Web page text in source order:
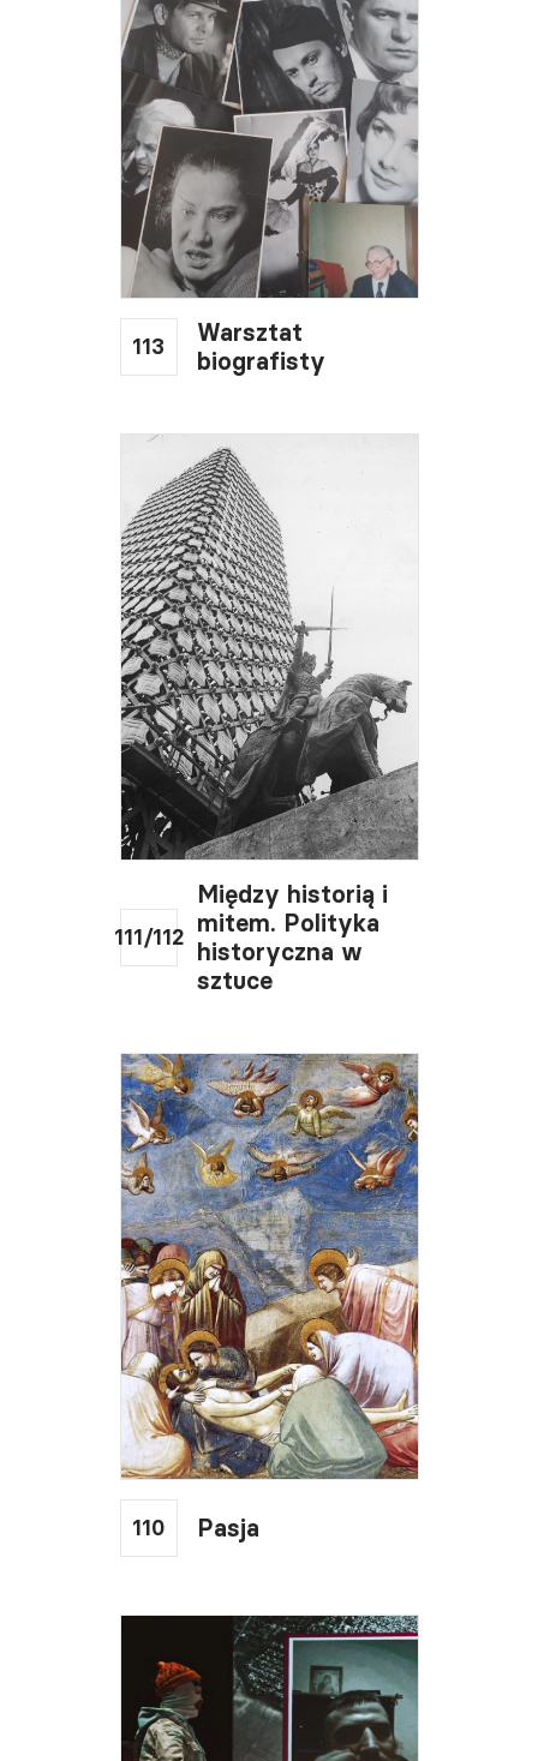
113
Warsztat
biografisty
111/112
Między historią i
mitem. Polityka
historyczna w
sztuce
110 Pasja